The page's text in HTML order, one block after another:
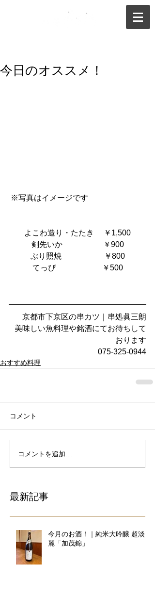
今日のオススメ！
※写真はイメージです
よこわ造り・たたき　 ￥1,500
剣先いか                     ￥900
ぶり照焼　                  ￥800
てっぴ                        ￥500
京都市下京区の串カツ｜串処眞三朗
美味しい魚料理や銘酒にてお待ちして
おります
075-325-0944
おすすめ料理
コメント
コメントを追加…
最新記事
今月のお酒！｜純米大吟醸 超淡
麗「加茂錦」